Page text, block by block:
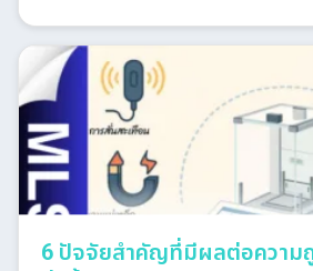
6 ปัจจัยสำคัญที่มีผลต่อความ